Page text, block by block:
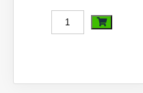
quantité
prise